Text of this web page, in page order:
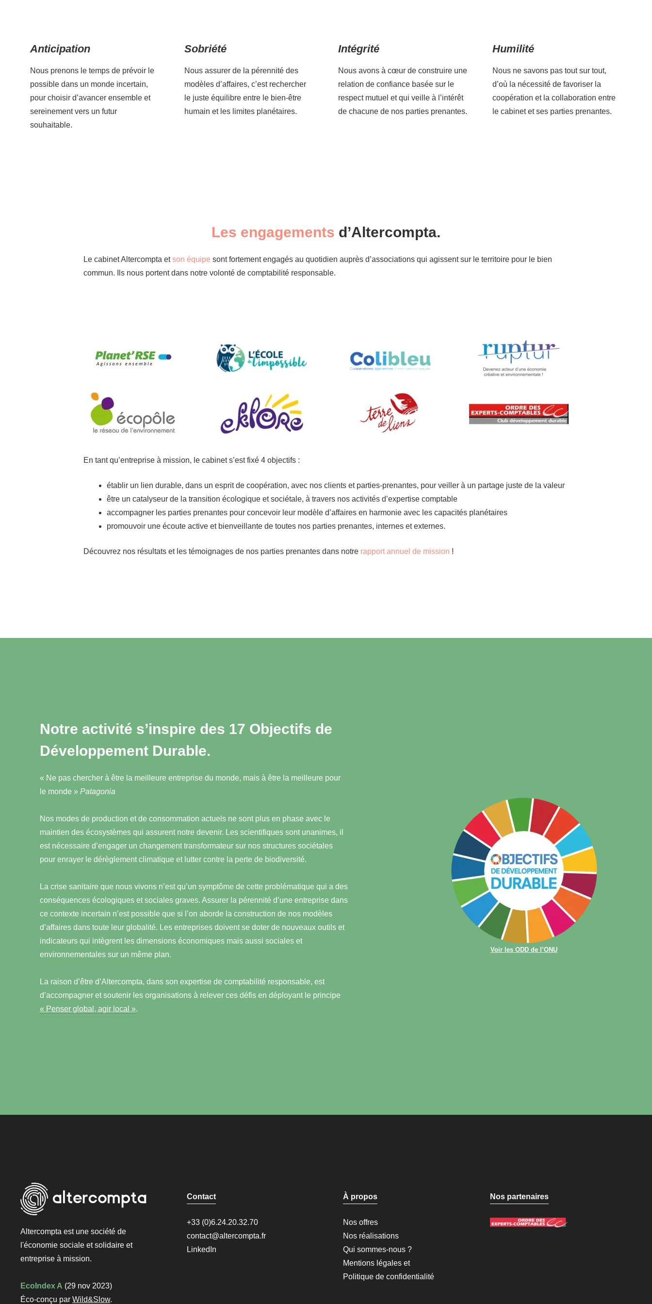
Anticipation
Nous prenons le temps de prévoir le
possible dans un monde incertain,
pour choisir d’avancer ensemble et
sereinement vers un futur
souhaitable.
Sobriété
Nous assurer de la pérennité des
modèles d’affaires, c’est rechercher
le juste équilibre entre le bien-être
humain et les limites planétaires.
Intégrité
Nous avons à cœur de construire une
relation de confiance basée sur le
respect mutuel et qui veille à l’intérêt
de chacune de nos parties prenantes.
Humilité
Nous ne savons pas tout sur tout,
d’où la nécessité de favoriser la
coopération et la collaboration entre
le cabinet et ses parties prenantes.
Les engagements d’Altercompta.
Le cabinet Altercompta etson équipe sont fortement engagés au quotidien auprès d’associations qui agissent sur le territoire pour le bien
commun. Ils nous portent dans notre volonté de comptabilité responsable.
En tant qu’entreprise à mission, le cabinet s’est fixé 4 objectifs :
établir un lien durable, dans un esprit de coopération, avec nos clients et parties-prenantes, pour veiller à un partage juste de la valeur
être un catalyseur de la transition écologique et sociétale, à travers nos activités d’expertise comptable
accompagner les parties prenantes pour concevoir leur modèle d’affaires en harmonie avec les capacités planétaires
promouvoir une écoute active et bienveillante de toutes nos parties prenantes, internes et externes.
Découvrez nos résultats et les témoignages de nos parties prenantes dans notre rapport annuel de mission !
Notre activité s’inspire des 17 Objectifs de
Développement Durable.
« Ne pas chercher à être la meilleure entreprise du monde, mais à être la meilleure pour
le monde » Patagonia
Nos modes de production et de consommation actuels ne sont plus en phase avec le
maintien des écosystèmes qui assurent notre devenir. Les scientifiques sont unanimes, il
est nécessaire d’engager un changement transformateur sur nos structures sociétales
pour enrayer le dérèglement climatique et lutter contre la perte de biodiversité.
La crise sanitaire que nous vivons n’est qu’un symptôme de cette problématique qui a des
conséquences écologiques et sociales graves. Assurer la pérennité d’une entreprise dans
ce contexte incertain n’est possible que si l’on aborde la construction de nos modèles
d’affaires dans toute leur globalité. Les entreprises doivent se doter de nouveaux outils et
indicateurs qui intègrent les dimensions économiques mais aussi sociales et
environnementales sur un même plan.
La raison d’être d’Altercompta, dans son expertise de comptabilité responsable, est
d’accompagner et soutenir les organisations à relever ces défis en déployant le principe
« Penser global, agir local ».
Voir les ODD de l’ONU
Altercompta est une société de
l'économie sociale et solidaire et
entreprise à mission.
EcoIndex A (29 nov 2023)
Éco-conçu par Wild&Slow.
Contact
+33 (0)6.24.20.32.70
contact@altercompta.fr
LinkedIn
À propos
Nos offres
Nos réalisations
Qui sommes-nous ?
Mentions légales et
Politique de confidentialité
Nos partenaires